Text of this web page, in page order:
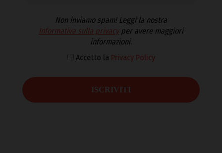
Non inviamo spam! Leggi la nostra
Informativa sulla privacyper avere maggiori
informazioni.
Accetto la Privacy Policy